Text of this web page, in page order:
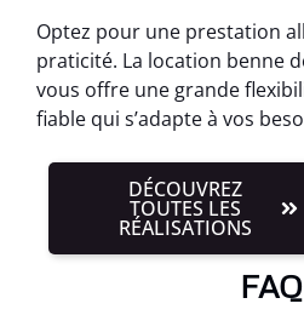
Optez pour une prestation
praticité. La location benne
vous offre une grande
fiable qui s’adapte à vos
DÉCOUVREZ
TOUTES LES
RÉALISATIONS
FAQ